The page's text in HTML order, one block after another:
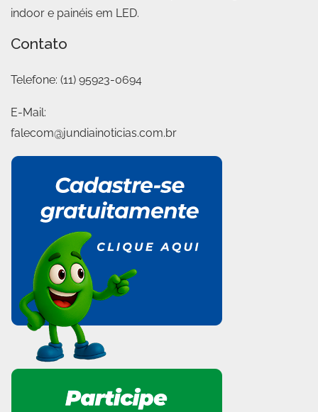
indoor e painéis em LED.
Contato
Telefone: (11) 95923-0694
E-Mail:
falecom@jundiainoticias.com.br